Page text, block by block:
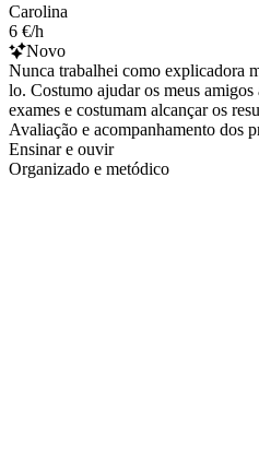
Carolina
6 €/h
Novo
Nunca trabalhei como explicadora
lo. Costumo ajudar os meus amigos
exames e costumam alcançar os
Avaliação e acompanhamento dos
Ensinar e ouvir
Organizado e metódico